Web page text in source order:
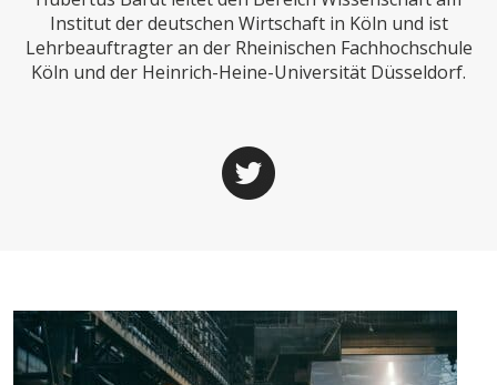
SUCHE
ABO/LOGIN
ECONOMISTS FOR FUTURE
DEUTSCHLAND
Institut der deutschen Wirtschaft in Köln und ist
Lehrbeauftragter an der Rheinischen Fachhochschule
Köln und der Heinrich-Heine-Universität Düsseldorf.